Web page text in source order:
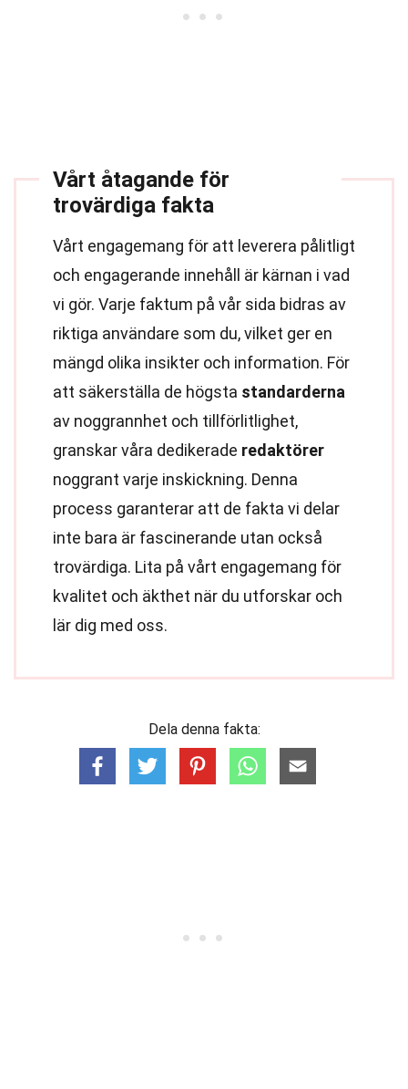
Vårt åtagande för
trovärdiga fakta
Vårt engagemang för att leverera pålitligt
och engagerande innehåll är kärnan i vad
vi gör. Varje faktum på vår sida bidras av
riktiga användare som du, vilket ger en
mängd olika insikter och information. För
att säkerställa de högsta standarderna
av noggrannhet och tillförlitlighet,
granskar våra dedikerade redaktörer
noggrant varje inskickning. Denna
process garanterar att de fakta vi delar
inte bara är fascinerande utan också
trovärdiga. Lita på vårt engagemang för
kvalitet och äkthet när du utforskar och
lär dig med oss.
Dela denna fakta: